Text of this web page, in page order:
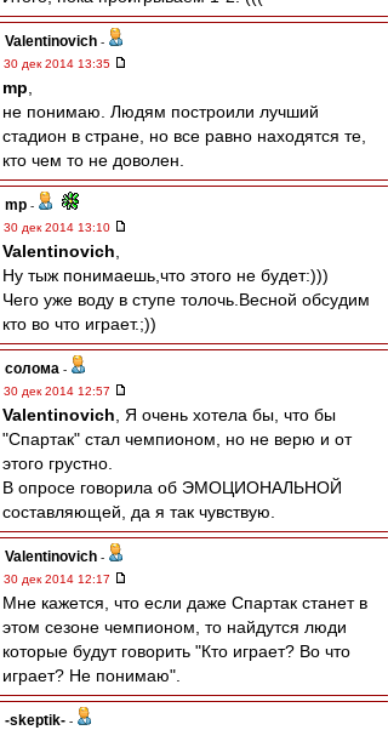
Valentinovich -
30 дек 2014 13:35
mp
не понимаю. Людям построили лучший
стадион в стране, но все равно находятся те,
кто чем то не доволен.
mp -
30 дек 2014 13:10
Valentinovich
Ну тыж понимаешь,что этого не будет:)))
Чего уже воду в ступе толочь.Весной обсудим
кто во что играет.;))
солома -
30 дек 2014 12:57
Valentinovich , Я очень хотела бы, что бы
"Спартак" стал чемпионом, но не верю и от
этого грустно.
В опросе говорила об ЭМОЦИОНАЛЬНОЙ
составляющей, да я так чувствую.
Valentinovich -
30 дек 2014 12:17
Мне кажется, что если даже Спартак станет в
этом сезоне чемпионом, то найдутся люди
которые будут говорить "Кто играет? Во что
играет? Не понимаю".
-skeptik- -